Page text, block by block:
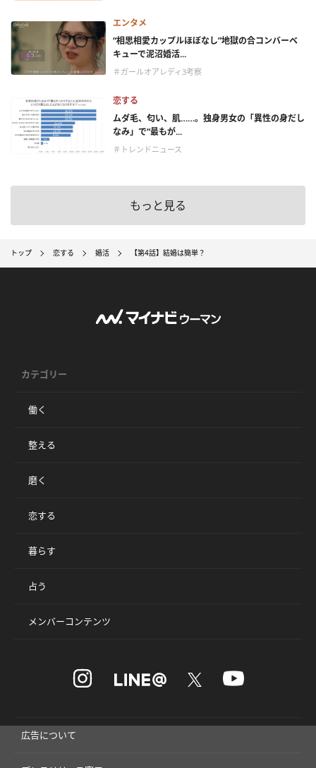
エンタメ
“相思相愛カップルほぼなし”地獄の合コンバーベ
キューで泥沼婚活...
＃ガールオアレディ3考察
恋する
ムダ毛、匂い、肌……。独身男女の「異性の身だし
なみ」で“最もが...
＃トレンドニュース
もっと見る
トップ 恋する 婚活 【第4話】結婚は簡単？
カテゴリー
働く
整える
磨く
恋する
暮らす
占う
メンバーコンテンツ
広告について